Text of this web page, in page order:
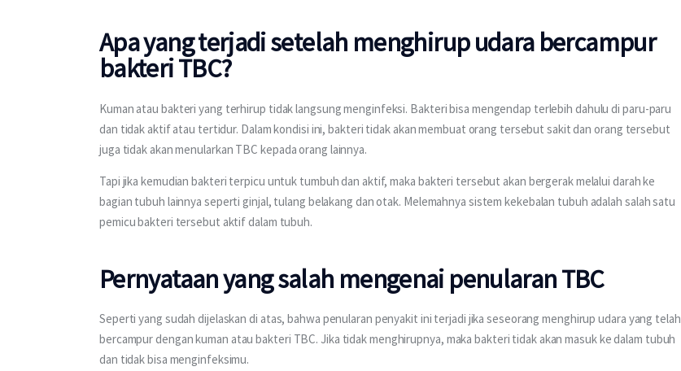
Apa yang terjadi setelah menghirup udara bercampur
bakteri TBC?
Kuman atau bakteri yang terhirup tidak langsung menginfeksi. Bakteri bisa mengendap terlebih dahulu di paru-paru
dan tidak aktif atau tertidur. Dalam kondisi ini, bakteri tidak akan membuat orang tersebut sakit dan orang tersebut
juga tidak akan menularkan TBC kepada orang lainnya.
Tapi jika kemudian bakteri terpicu untuk tumbuh dan aktif, maka bakteri tersebut akan bergerak melalui darah ke
bagian tubuh lainnya seperti ginjal, tulang belakang dan otak. Melemahnya sistem kekebalan tubuh adalah salah satu
pemicu bakteri tersebut aktif dalam tubuh.
Pernyataan yang salah mengenai penularan TBC
Seperti yang sudah dijelaskan di atas, bahwa penularan penyakit ini terjadi jika seseorang menghirup udara yang telah
bercampur dengan kuman atau bakteri TBC. Jika tidak menghirupnya, maka bakteri tidak akan masuk ke dalam tubuh
dan tidak bisa menginfeksimu.